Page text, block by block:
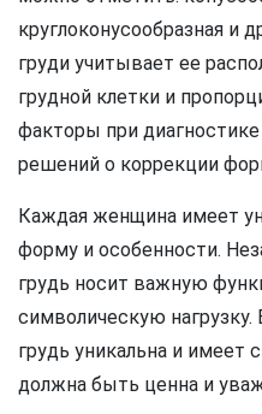
круглоконусообразная и
груди учитывает ее
грудной клетки и
факторы при
решений о коррекции
Каждая женщина имеет
форму и особенности.
грудь носит важную
символическую
грудь уникальна и имеет
должна быть ценна и